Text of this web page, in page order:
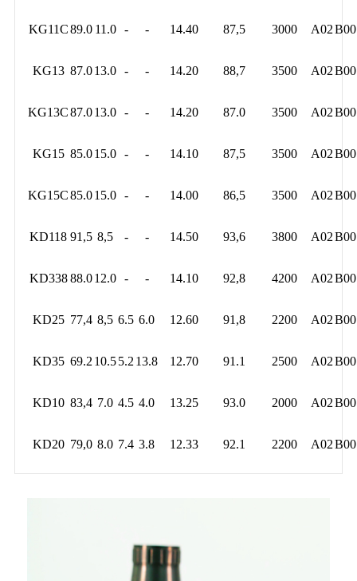
KG11C89.0 11.0 - - 14.40 87,5 3000 A02B00
KG13 87.013.0 - - 14.20 88,7 3500 A02B00
KG13C87.013.0 - - 14.20 87.0 3500 A02B00
KG15 85.015.0 - - 14.10 87,5 3500 A02B00
KG15C85.015.0 - - 14.00 86,5 3500 A02B00
KD118 91,5 8,5 - - 14.50 93,6 3800 A02B00
KD338 88.012.0 - - 14.10 92,8 4200 A02B00
KD25 77,4 8,5 6.5 6.0 12.60 91,8 2200 A02B00
KD35 69.2 10.55.2 13.8 12.70 91.1 2500 A02B00
KD10 83,4 7.0 4.5 4.0 13.25 93.0 2000 A02B00
KD20 79,0 8.0 7.4 3.8 12.33 92.1 2200 A02B00